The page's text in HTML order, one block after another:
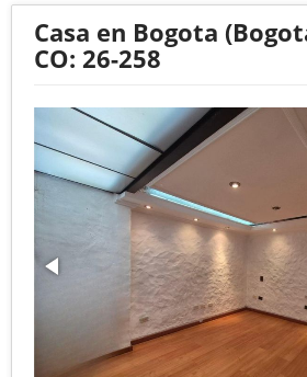
Casa en Bogota
CO: 26-258